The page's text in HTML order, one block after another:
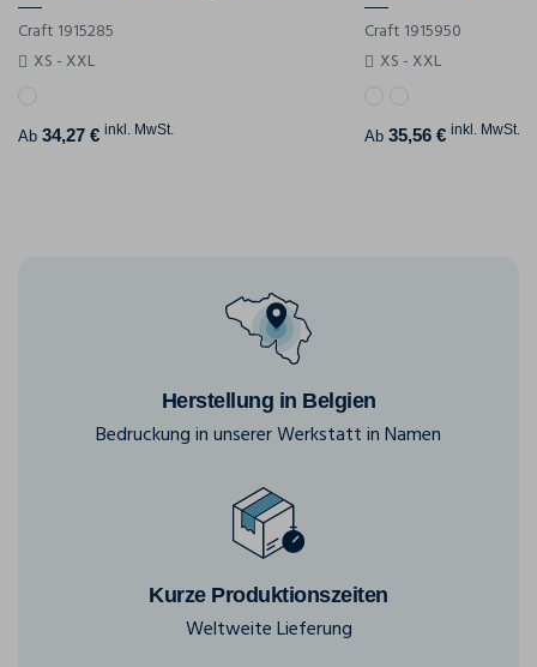
Craft 1915285
XS - XXL
Ab 34,27 € inkl. MwSt.
Craft 1915950
XS - XXL
Ab 35,56 € inkl. MwSt.
Herstellung in Belgien
Bedruckung in unserer Werkstatt in Namen
Kurze Produktionszeiten
Weltweite Lieferung